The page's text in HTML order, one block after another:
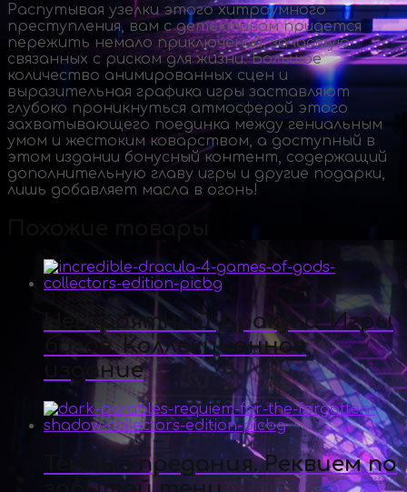
Распутывая узелки этого хитроумного
преступления, вам с детективом придется
пережить немало приключений, зачастую
связанных с риском для жизни. Большое
количество анимированных сцен и
выразительная графика игры заставляют
глубоко проникнуться атмосферой этого
захватывающего поединка между гениальным
умом и жестоким коварством, а доступный в
этом издании бонусный контент, содержащий
дополнительную главу игры и другие подарки,
лишь добавляет масла в огонь!
Невероятный Дракула. Игры
богов. Коллекционное
издание
Темные предания. Реквием по